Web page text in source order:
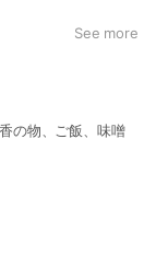
ただけるよう、
たい方、大切な
しください。お
See more
の物、ご飯、味噌